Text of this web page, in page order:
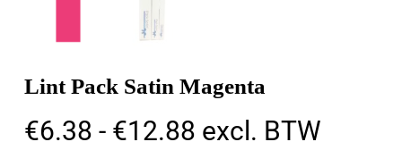
Lint Pack Satin Magenta
€6.38 - €12.88Prijsklasse:
excl. BTW